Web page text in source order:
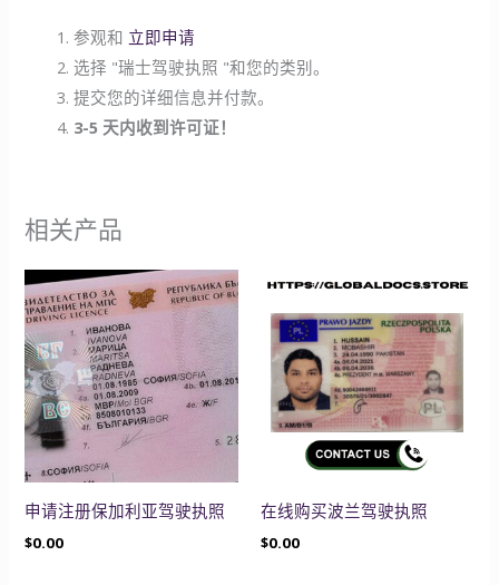
参观和 立即申请
选择 "瑞士驾驶执照 "和您的类别。
提交您的详细信息并付款。
3-5 天内收到许可证！
相关产品
申请注册保加利亚驾驶执照
$0.00
在线购买波兰驾驶执照
$0.00